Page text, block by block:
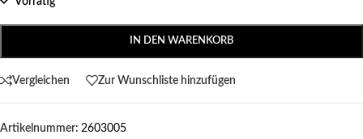
IN DEN WARENKORB
Vergleichen Zur Wunschliste hinzufügen
Artikelnummer: 2603005